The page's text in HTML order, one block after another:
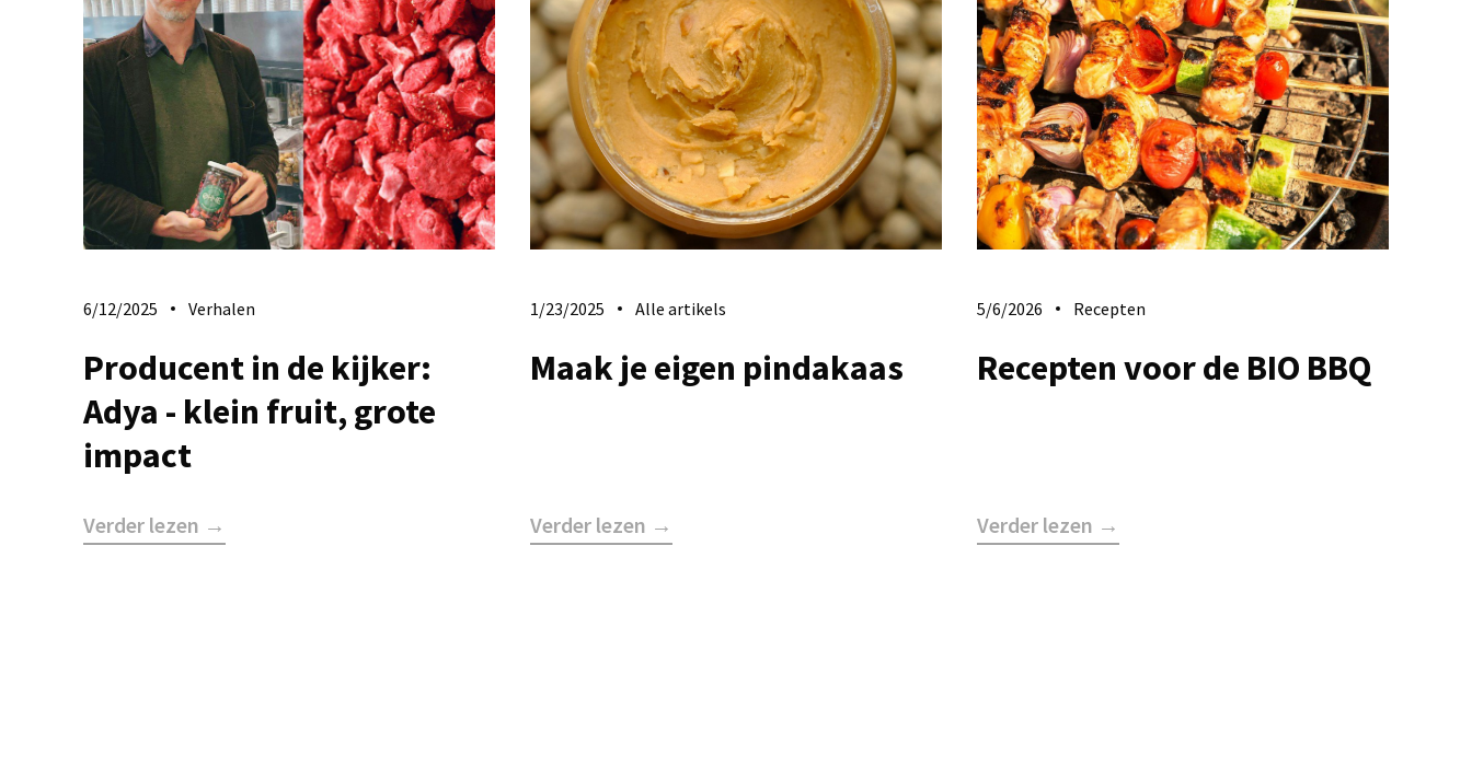
6/12/2025 Verhalen
Producent in de kijker:
Adya - klein fruit, grote
impact
Verder lezen →
1/23/2025 Alle artikels
Maak je eigen pindakaas
Verder lezen →
5/6/2026 Recepten
Recepten voor de BIO BBQ
Verder lezen →